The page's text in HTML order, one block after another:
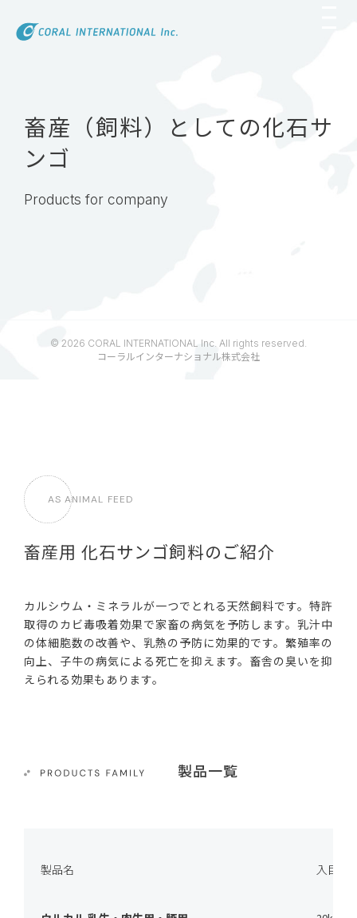
content
畜産（飼料）としての化石サ
ンゴ
Products for company
© 2026 CORAL INTERNATIONAL Inc. All rights reserved.
コーラルインターナショナル株式会社
AS ANIMAL FEED
畜産用 化石サンゴ飼料のご紹介
カルシウム・ミネラルが一つでとれる天然飼料です。特許
取得のカビ毒吸着効果で家畜の病気を予防します。乳汁中
の体細胞数の改善や、乳熱の予防に効果的です。繁殖率の
向上、子牛の病気による死亡を抑えます。畜舎の臭いを抑
えられる効果もあります。
製品一覧
製品名 入目(剤